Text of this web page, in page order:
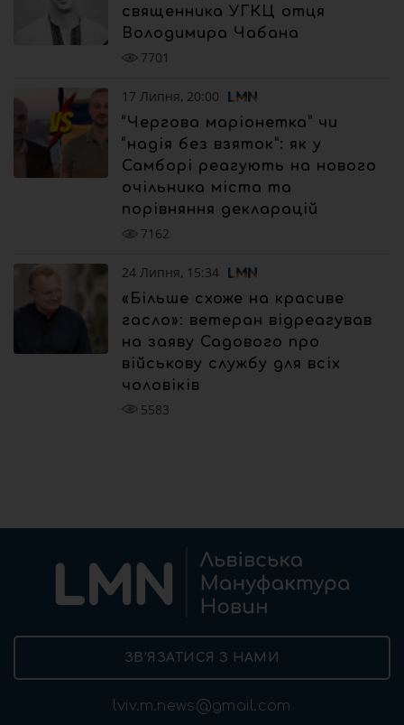
священника УГКЦ отця
Володимира Чабана
7701
17 Липня, 20:00
“Чергова маріонетка” чи
“надія без взяток”: як у
Самборі реагують на нового
очільника міста та
порівняння декларацій
7162
24 Липня, 15:34
«Більше схоже на красиве
гасло»: ветеран відреагував
на заяву Садового про
військову службу для всіх
чоловіків
5583
ЗВ’ЯЗАТИСЯ З НАМИ
lviv.m.news@gmail.com